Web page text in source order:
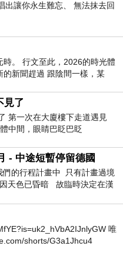
出讓你永生難忘、 無法抹去回
。 行文至此，2026的時光體
新聞趕過 跟陰間一樣，某
見了
第一次在大廈樓下走道遇見
中間，眼睛巴眨巴眨
- 中途短暫停留德國
們的行程計畫中 只有計畫過境
天色已昏暗 故臨時決定在漢
唯
shorts/G3a1Jhcu4